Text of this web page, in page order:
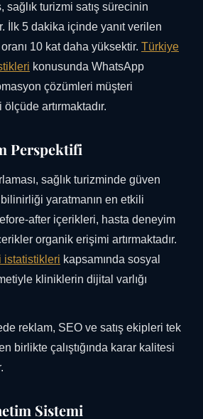
turizmi satış sürecinin
İlk 5 dakika içinde yanıt verilen
10 kat daha yüksektir. Türkiye
konusunda WhatsApp
çözümleri müşteri
artırmaktadır.
Perspektifi
sağlık turizminde güven
yaratmanın en etkili
after içerikleri, hasta deneyim
organik erişimi artırmaktadır.
istatistikleri kapsamında sosyal
kliniklerin dijital varlığı
reklam, SEO ve satış ekipleri tek
birlikte çalıştığında karar kalitesi
Sistemi